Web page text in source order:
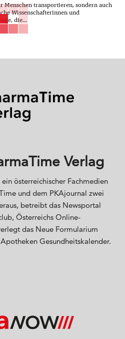
transportieren, sondern auch
Wissenschafterinnen und
die...
Verlag
österreichischer Fachmedien
und dem PKAjournal zwei
betreibt das Newsportal
Österreichs Online-
das Neue Formularium
Gesundheitskalender.